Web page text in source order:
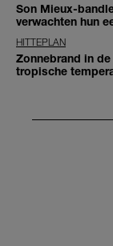
Son Mieux-
verwachten hun
HITTEPLAN
Zonnebrand in
tropische